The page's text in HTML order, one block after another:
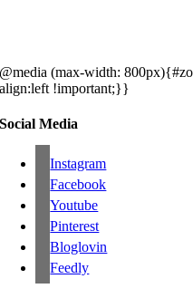
@media (max-width:
align:left !important;}}
Social Media
Instagram
Facebook
Youtube
Pinterest
Bloglovin
Feedly